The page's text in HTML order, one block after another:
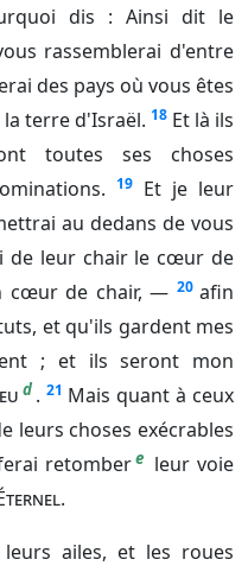
dis : Ainsi dit le
rassemblerai d'entre
des pays où vous êtes
terre d'Israël. 18 Et là ils
toutes ses choses
19 Et je leur
au dedans de vous
de leur chair le cœur de
cœur de chair, — 20 afin
et qu'ils gardent mes
; et ils seront mon
d. 21 Mais quant à ceux
leurs choses exécrables
retombere leur voie
.
ailes, et les roues